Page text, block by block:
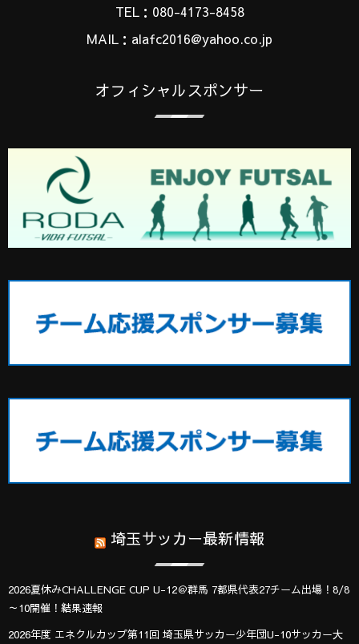
TEL：080-4173-8458
MAIL：alafc2016@yahoo.co.jp
オフィシャルスポンサー
埼玉サッカー最新情報
2026夏休みCHALLENGE CUP U-12＠群馬 7都県代表27チーム出場！8/8
～10開催！結果速報
2026年度 エネクルカップ第11回 埼玉県サッカー少年団U-10サッカー大